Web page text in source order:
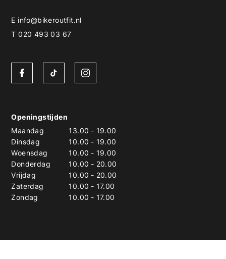
E info@bikeroutfit.nl
T 020 493 03 67
Openingstijden
Maandag
13.00 - 19.00
Dinsdag
10.00 - 19.00
Woensdag
10.00 - 19.00
Donderdag
10.00 - 20.00
Vrijdag
10.00 - 20.00
Zaterdag
10.00 - 17.00
Zondag
10.00 - 17.00